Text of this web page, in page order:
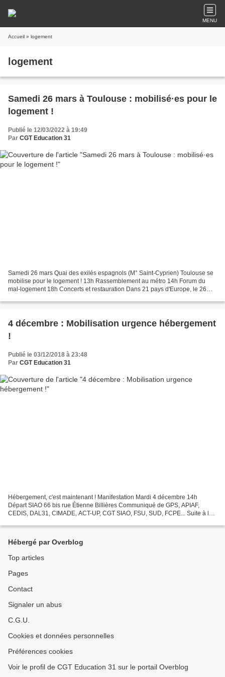
MENU
Accueil » logement
logement
Samedi 26 mars à Toulouse : mobilisé·es pour le
logement !
Publié le 12/03/2022 à 19:49
Par CGT Education 31
Samedi 26 mars Quai des exilés espagnols (M° Saint-Cyprien) Toulouse se
mobilise pour le logement ! 13h Rassemblement au métro 14h Forum du
mal-logement 18h Concerts et restauration Dans 21 pays d'Europe, le 26
4 décembre : Mobilisation urgence hébergement
!
Publié le 03/12/2018 à 23:48
Par CGT Education 31
Hébergement, c'est maintenant ! Manifestation Mardi 4 décembre 14h
Départ SIAO 66 bis rue Étienne Billières Communiqué de GPS, APIAF,
CEDIS, DAL31, CIMADE, ACT-UP, CGT SIAO, FSU, SUD, FCPE... Suite à la
Hébergé par Overblog
Top articles
Pages
Contact
Signaler un abus
C.G.U.
Cookies et données personnelles
Préférences cookies
Voir le profil de CGT Education 31 sur le portail Overblog